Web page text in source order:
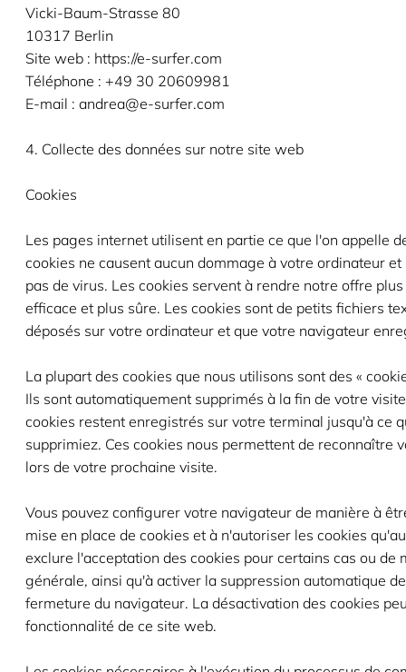
Vicki-Baum-Strasse 80
10317 Berlin
Site web : https://e-surfer.com
Téléphone : +49 30 20609981
E-mail : andrea@e-surfer.com
4. Collecte des données sur notre site web
Cookies
Les pages internet utilisent en partie ce que l'on appelle
cookies ne causent aucun dommage à votre ordinateur
pas de virus. Les cookies servent à rendre notre offre
efficace et plus sûre. Les cookies sont de petits fichiers
déposés sur votre ordinateur et que votre navigateur
La plupart des cookies que nous utilisons sont des «
Ils sont automatiquement supprimés à la fin de votre
cookies restent enregistrés sur votre terminal jusqu'à ce
supprimiez. Ces cookies nous permettent de reconnaître
lors de votre prochaine visite.
Vous pouvez configurer votre navigateur de manière à
mise en place de cookies et à n'autoriser les cookies
exclure l'acceptation des cookies pour certains cas ou de
générale, ainsi qu'à activer la suppression automatique
fermeture du navigateur. La désactivation des cookies
fonctionnalité de ce site web.